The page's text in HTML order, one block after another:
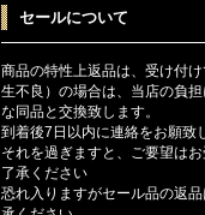
セールについて
商品の特性上返品は、受け付
生不良）の場合は、当店の負
な同品と交換致します。
到着後7日以内に連絡をお願致
それを過ぎますと、ご要望は
了承ください
恐れ入りますがセール品の返